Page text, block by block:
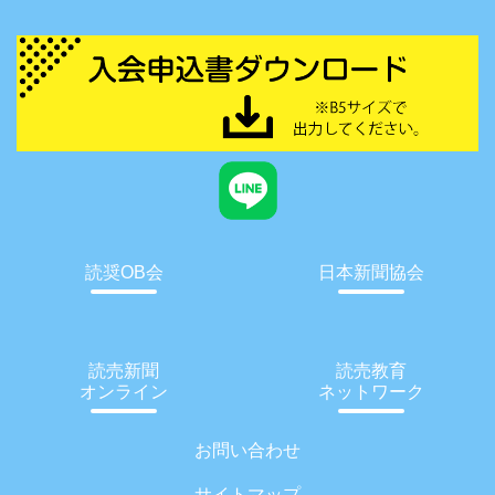
読奨OB会 日本新聞協会
読売新聞
オンライン
読売教育
ネットワーク
お問い合わせ